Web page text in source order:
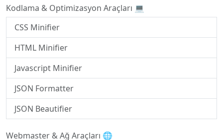
Kodlama & Optimizasyon Araçları 💻
CSS Minifier
HTML Minifier
Javascript Minifier
JSON Formatter
JSON Beautifier
Webmaster & Ağ Araçları 🌐